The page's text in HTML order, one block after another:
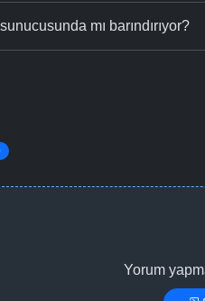
mı barındırıyor?
Yorum